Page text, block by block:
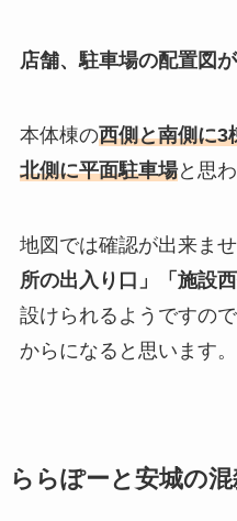
店舗、駐車場の配置図
本体棟の西側と南側に3
北側に平面駐車場と思
地図では確認が出来ませ
所の出入り口」「施設
設けられるようですの
からになると思います。
ららぽーと安城の混